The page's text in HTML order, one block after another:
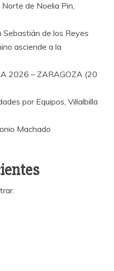
de Noelia Pin,
Sebastián de los Reyes
asciende a la
2026 – ZARAGOZA (20
por Equipos, Villalbilla
Machado